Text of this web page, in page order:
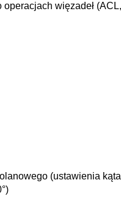
więzadeł
(ustawienia